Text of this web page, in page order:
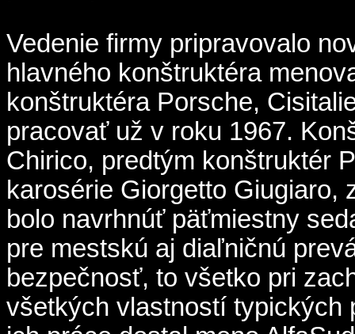
Vedenie firmy pripravovalo
hlavného konštruktéra
konštruktéra Porsche,
pracovať už v roku 1967.
Chirico, predtým konštruktér
karosérie Giorgetto Giugiaro,
bolo navrhnúť päťmiestny
pre mestskú aj diaľničnú
bezpečnosť, to všetko pri
všetkých vlastností typických